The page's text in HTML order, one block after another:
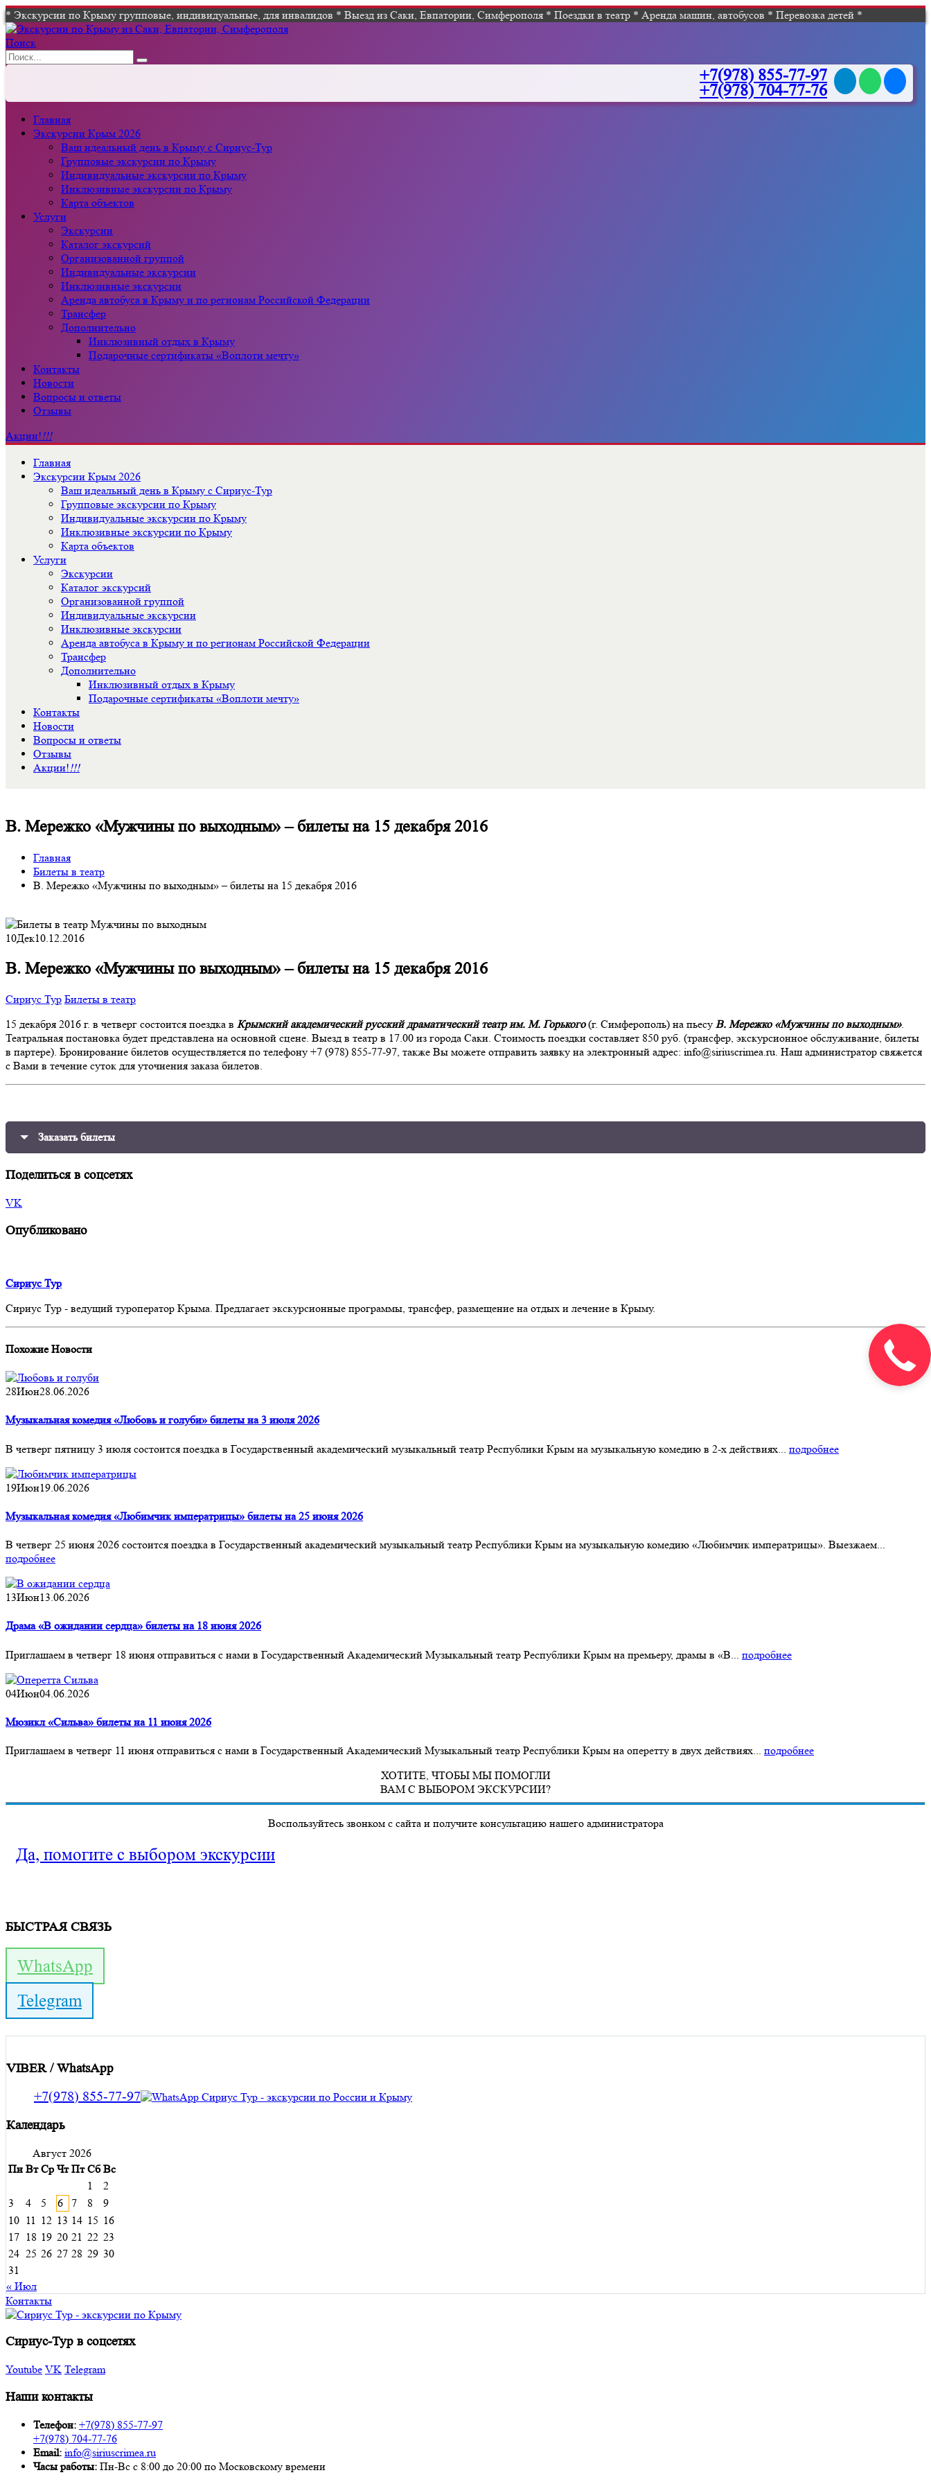
* Экскурсии по Крыму групповые, индивидуальные, для инвалидов * Выезд из Саки, Евпатории, Симферополя * Поездки в театр * Аренда машин, автобусов * Перевозка детей *
Поиск
+7(978) 855-77-97
+7(978) 704-77-76
Главная
Экскурсии Крым 2026
Ваш идеальный день в Крыму с Сириус-Тур
Групповые экскурсии по Крыму
Индивидуальные экскурсии по Крыму
Инклюзивные экскурсии по Крыму
Карта объектов
Услуги
Экскурсии
Каталог экскурсий
Организованной группой
Индивидуальные экскурсии
Инклюзивные экскурсии
Аренда автобуса в Крыму и по регионам Российской Федерации
Трансфер
Дополнительно
Инклюзивный отдых в Крыму
Подарочные сертификаты «Воплоти мечту»
Контакты
Новости
Вопросы и ответы
Отзывы
Акции!!!!
Главная
Экскурсии Крым 2026
Ваш идеальный день в Крыму с Сириус-Тур
Групповые экскурсии по Крыму
Индивидуальные экскурсии по Крыму
Инклюзивные экскурсии по Крыму
Карта объектов
Услуги
Экскурсии
Каталог экскурсий
Организованной группой
Индивидуальные экскурсии
Инклюзивные экскурсии
Аренда автобуса в Крыму и по регионам Российской Федерации
Трансфер
Дополнительно
Инклюзивный отдых в Крыму
Подарочные сертификаты «Воплоти мечту»
Контакты
Новости
Вопросы и ответы
Отзывы
Акции!!!!
В. Мережко «Мужчины по выходным» – билеты на 15 декабря 2016
Главная
Билеты в театр
В. Мережко «Мужчины по выходным» – билеты на 15 декабря 2016
10Дек10.12.2016
В. Мережко «Мужчины по выходным» – билеты на 15 декабря 2016
Сириус Тур Билеты в театр
15 декабря 2016 г. в четверг состоится поездка в Крымский академический русский драматический театр им. М. Горького(г. Симферополь) на пьесу В. Мережко «Мужчины по выходным».
Театральная постановка будет представлена на основной сцене. Выезд в театр в 17.00 из города Саки. Стоимость поездки составляет 850 руб. (трансфер, экскурсионное обслуживание, билеты
в партере). Бронирование билетов осуществляется по телефону +7 (978) 855-77-97, также Вы можете отправить заявку на электронный адрес: info@siriuscrimea.ru. Наш администратор свяжется
с Вами в течение суток для уточнения заказа билетов.
Заказать билеты
Поделиться в соцсетях
VK
Опубликовано
Сириус Тур
Сириус Тур - ведущий туроператор Крыма. Предлагает экскурсионные программы, трансфер, размещение на отдых и лечение в Крыму.
ПохожиеНовости
28Июн28.06.2026
Музыкальная комедия «Любовь и голуби» билеты на 3 июля 2026
В четверг пятницу 3 июля состоится поездка в Государственный академический музыкальный театр Республики Крым на музыкальную комедию в 2-х действиях... подробнее
19Июн19.06.2026
Музыкальная комедия «Любимчик императрицы» билеты на 25 июня 2026
В четверг 25 июня 2026 состоится поездка в Государственный академический музыкальный театр Республики Крым на музыкальную комедию «Любимчик императрицы». Выезжаем...
подробнее
13Июн13.06.2026
Драма «В ожидании сердца» билеты на 18 июня 2026
Приглашаем в четверг 18 июня отправиться с нами в Государственный Академический Музыкальный театр Республики Крым на премьеру, драмы в «В... подробнее
04Июн04.06.2026
Мюзикл «Сильва» билеты на 11 июня 2026
Приглашаем в четверг 11 июня отправиться с нами в Государственный Академический Музыкальный театр Республики Крым на оперетту в двух действиях... подробнее
ХОТИТЕ, ЧТОБЫ МЫ ПОМОГЛИ
ВАМ С ВЫБОРОМ ЭКСКУРСИИ?
Воспользуйтесь звонком с сайта и получите консультацию нашего администратора
Да, помогите с выбором экскурсии
БЫСТРАЯ СВЯЗЬ
WhatsApp
Telegram
VIBER / WhatsApp
+7(978) 855-77-97
Календарь
Август 2026
Пн Вт Ср Чт Пт Сб Вс
1
2
3
4 5 6 7 8
9
10 11 12 13 14 15 16
17 18 19 20 21 22 23
24 25 26 27 28 29 30
31
« Июл
Контакты
Сириус-Тур в соцсетях
Youtube VK Telegram
Наши контакты
Телефон: +7(978) 855-77-97
+7(978) 704-77-76
Email: info@siriuscrimea.ru
Часы работы: Пн-Вс с 8:00 до 20:00 по Московскому времени ​​​​​​​​​​​​​​